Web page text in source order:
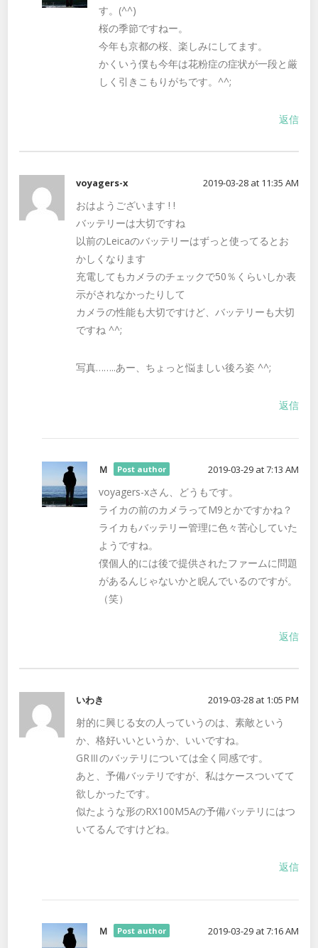
す。(^^)
桜の季節ですねー。
今年も京都の桜、楽しみにしてます。
かくいう僕も今年は花粉症の症状が一段と厳
しく引きこもりがちです。^^;
返信
voyagers-x 2019-03-28 at 11:35 AM
おはようございます ! !
バッテリーは大切ですね
以前のLeicaのバッテリーはずっと使ってるとお
かしくなります
充電してもカメラのチェックで50％くらいしか表
示がされなかったりして
カメラの性能も大切ですけど、バッテリーも大切
ですね ^^;
写真……..あー、ちょっと悩ましい後ろ姿 ^^;
返信
Ｍ Post author 2019-03-29 at 7:13 AM
voyagers-xさん、どうもです。
ライカの前のカメラってM9とかですかね？
ライカもバッテリー管理に色々苦心していた
ようですね。
僕個人的には後で提供されたファームに問題
があるんじゃないかと睨んでいるのですが。
（笑）
返信
いわき 2019-03-28 at 1:05 PM
射的に興じる女の人っていうのは、素敵という
か、格好いいというか、いいですね。
GRⅢのバッテリについては全く同感です。
あと、予備バッテリですが、私はケースついてて
欲しかったです。
似たような形のRX100M5Aの予備バッテリにはつ
いてるんですけどね。
返信
Ｍ Post author 2019-03-29 at 7:16 AM